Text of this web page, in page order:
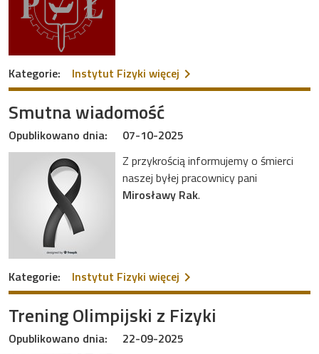
Kategorie: Instytut Fizyki więcej na temat Raport
Smutna wiadomość
Opublikowano dnia:
07-10-2025
Z przykrością informujemy o śmierci
naszej byłej pracownicy pani
Mirosławy Rak.
Kategorie: Instytut Fizyki więcej na temat Smutna
Trening Olimpijski z Fizyki
Opublikowano dnia:
22-09-2025